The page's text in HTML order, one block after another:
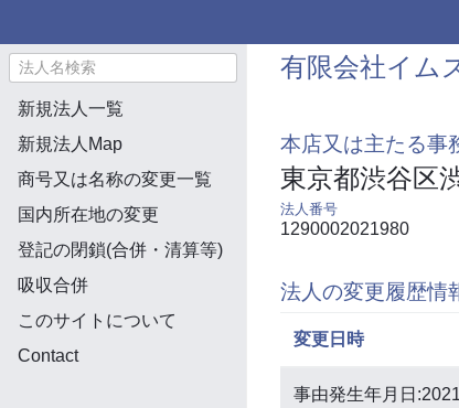
新規法人一覧
新規法人Map
商号又は名称の変更一覧
国内所在地の変更
登記の閉鎖(合併・清算等)
吸収合併
このサイトについて
Contact
有限会社イム
本店又は主たる事
東京都渋谷区
法人番号
1290002021980
法人の変更履歴情
変更日時
事由発生年月日